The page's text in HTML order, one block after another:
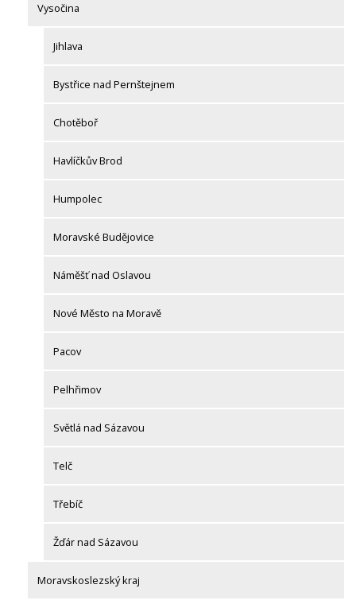
Vysočina
Jihlava
Bystřice nad Pernštejnem
Chotěboř
Havlíčkův Brod
Humpolec
Moravské Budějovice
Náměšť nad Oslavou
Nové Město na Moravě
Pacov
Pelhřimov
Světlá nad Sázavou
Telč
Třebíč
Žďár nad Sázavou
Moravskoslezský kraj